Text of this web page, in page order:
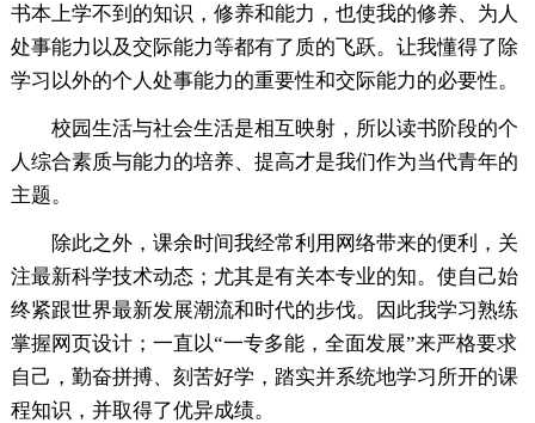
书本上学不到的知识，修养和能力，也使我的修养、为人
处事能力以及交际能力等都有了质的飞跃。让我懂得了除
学习以外的个人处事能力的重要性和交际能力的必要性。
校园生活与社会生活是相互映射，所以读书阶段的个
人综合素质与能力的培养、提高才是我们作为当代青年的
主题。
除此之外，课余时间我经常利用网络带来的便利，关
注最新科学技术动态；尤其是有关本专业的知。使自己始
终紧跟世界最新发展潮流和时代的步伐。因此我学习熟练
掌握网页设计；一直以“一专多能，全面发展”来严格要求
自己，勤奋拼搏、刻苦好学，踏实并系统地学习所开的课
程知识，并取得了优异成绩。